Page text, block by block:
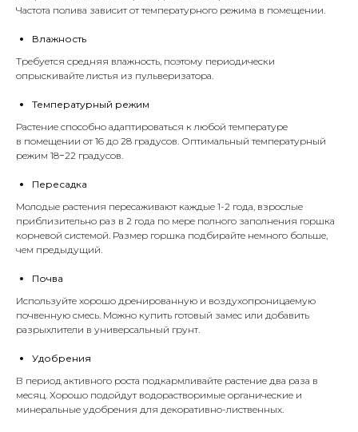
Частота полива зависит от температурного режима в помещении.
Влажность
Требуется средняя влажность, поэтому периодически
опрыскивайте листья из пульверизатора
Температурный режим
Растение способно адаптироваться к любой температуре
в помещении от 16 до 28 градусов. Оптимальный температурный
режим 18−22 градусов.
Пересадка
Молодые растения пересаживают каждые 1-2 года, взрослые
приблизительно раз в 2 года по мере полного заполнения горшка
корневой системой. Размер горшка подбирайте немного больше,
чем предыдущий.
Почва
Используйте хорошо дренированную и воздухопроницаемую
почвенную смесь. Можно купить готовый замес или добавить
разрыхлители в универсальный грунт.
Удобрения
В период активного роста подкармливайте растение два раза в
месяц. Хорошо подойдут водорастворимые органические и
минеральные удобрения для декоративно-лиственных.